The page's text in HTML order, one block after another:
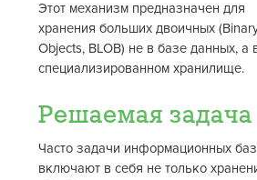
Этот механизм предназначен для
хранения больших двоичных
Objects, BLOB) не в базе данных, а
специализированном хранилище.
Решаемая задача
Часто задачи информационных баз
включают в себя не только